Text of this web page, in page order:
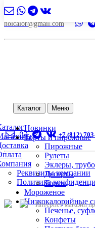
nolcalor@gmail.com
Каталог Меню
Реквизиты компании
Политика
Новинки
Торты и пирожные
Пирожные
Рулеты
Эклеры,
Десерты
Торты
Мороженое
Низкокалорийные
Печенье,
Конфеты
+7 (812)
Интернет-магазин